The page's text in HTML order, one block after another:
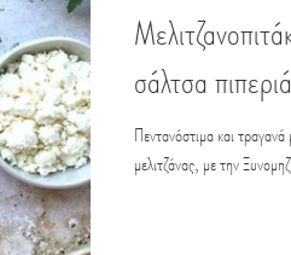
σάλτσα
Πεντανόστιμα και
μελιτζάνας, με την